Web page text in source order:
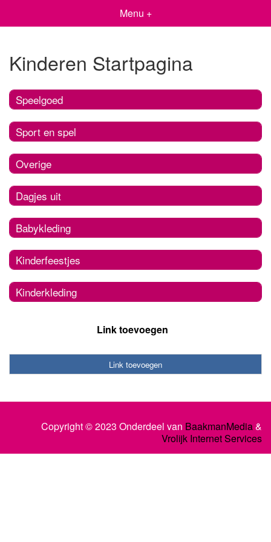
Menu +
Kinderen Startpagina
Speelgoed
Sport en spel
Overige
Dagjes uit
Babykleding
Kinderfeestjes
Kinderkleding
Link toevoegen
Link toevoegen
Copyright © 2023 Onderdeel van BaakmanMedia&
Vrolijk Internet Services